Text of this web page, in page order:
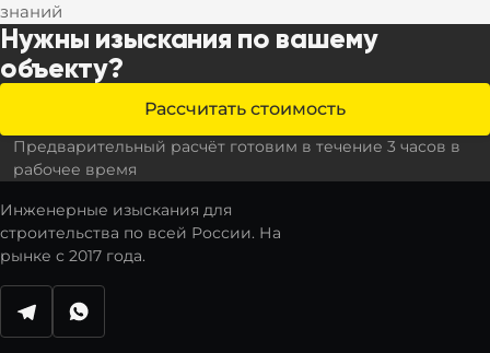
знаний
Нужны изыскания по вашему
объекту?
Рассчитать стоимость
Предварительный расчёт готовим в течение 3 часов в
рабочее время
Инженерные изыскания для
строительства по всей России. На
рынке с 2017 года.
Написать в Telegram
Написать в WhatsApp